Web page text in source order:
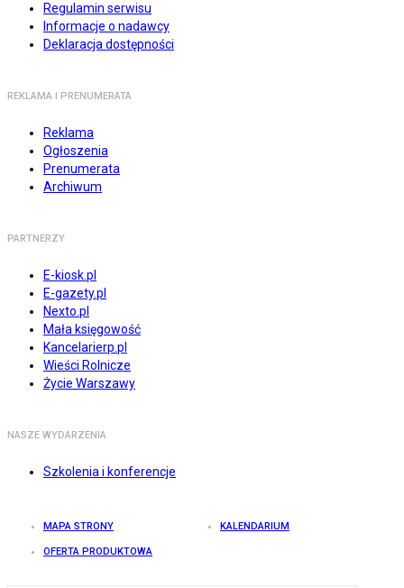
Regulamin serwisu
Informacje o nadawcy
Deklaracja dostępności
REKLAMA I PRENUMERATA
Reklama
Ogłoszenia
Prenumerata
Archiwum
PARTNERZY
E-kiosk.pl
E-gazety.pl
Nexto.pl
Mała księgowość
Kancelarierp.pl
Wieści Rolnicze
Życie Warszawy
NASZE WYDARZENIA
Szkolenia i konferencje
MAPA STRONY KALENDARIUM
OFERTA PRODUKTOWA